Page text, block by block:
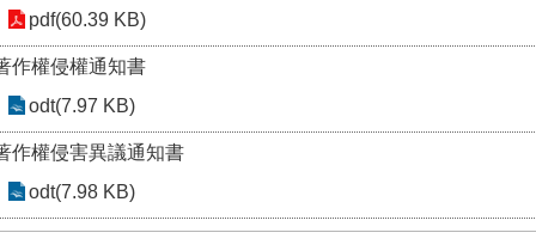
pdf(60.39 KB)
作權侵權通知書
odt(7.97 KB)
作權侵害異議通知書
odt(7.98 KB)